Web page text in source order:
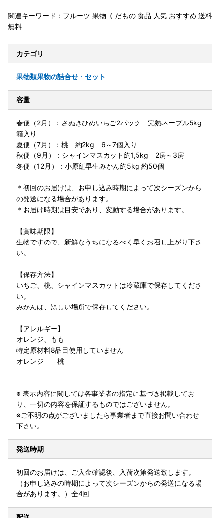
関連キーワード：フルーツ 果物 くだもの 食品 人気 おすすめ 送料
無料
カテゴリ
果物類果物の詰合せ・セット
容量
春便（2月）：さぬきひめいちご2パック 完熟ネーブル5kg
箱入り
夏便（7月）：桃 約2kg 6～7個入り
秋便（9月）：シャインマスカット約1,5kg 2房～3房
冬便（12月）：小原紅早生みかん約5kg 約50個
＊初回のお届けは、お申し込み時期によって次シーズンから
の発送になる場合があります。
＊お届け時期は目安であり、変動する場合があります。
【賞味期限】
生物ですので、新鮮なうちになるべく早くお召し上がり下さ
い。
【保存方法】
いちご、桃、シャインマスカットは冷蔵庫で保存してくださ
い。
みかんは、涼しい場所で保存してください。
【アレルギー】
オレンジ、もも
特定原材料8品目使用していません
オレンジ 桃
※ 表示内容に関しては各事業者の指定に基づき掲載してお
り、一切の内容を保証するものではございません。
※ご不明の点がございましたら事業者まで直接お問い合わせ
下さい。
発送時期
初回のお届けは、ご入金確認後、入荷次第発送致します。
（お申し込みの時期によって次シーズンからの発送になる場
合があります。）全4回